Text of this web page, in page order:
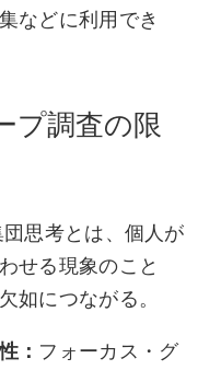
などに利用でき
プ調査の限
団思考とは、個人が
せる現象のこと
如につながる。
： フォーカス・グ